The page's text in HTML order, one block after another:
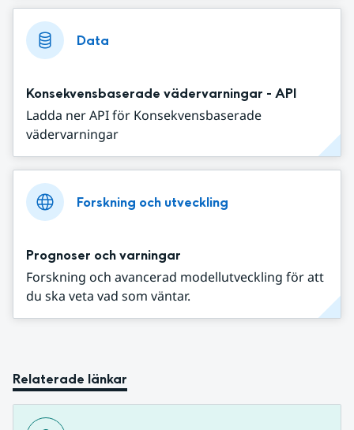
Data
Konsekvensbaserade vädervarningar - API
Ladda ner API för Konsekvensbaserade
vädervarningar
Forskning och utveckling
Prognoser och varningar
Forskning och avancerad modellutveckling för att
du ska veta vad som väntar.
Relaterade länkar